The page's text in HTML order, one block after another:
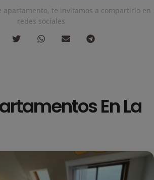
apartamento, te invitamos a compartirlo en
redes sociales
En La